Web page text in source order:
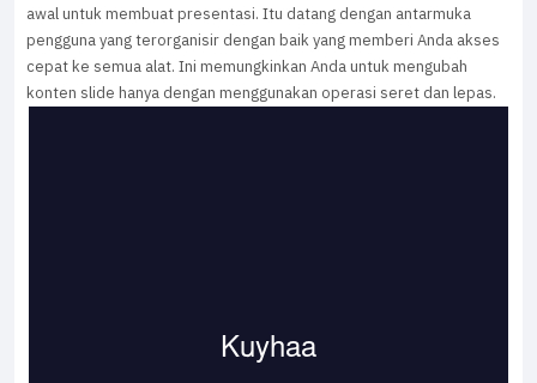
awal untuk membuat presentasi. Itu datang dengan antarmuka
pengguna yang terorganisir dengan baik yang memberi Anda akses
cepat ke semua alat. Ini memungkinkan Anda untuk mengubah
konten slide hanya dengan menggunakan operasi seret dan lepas.